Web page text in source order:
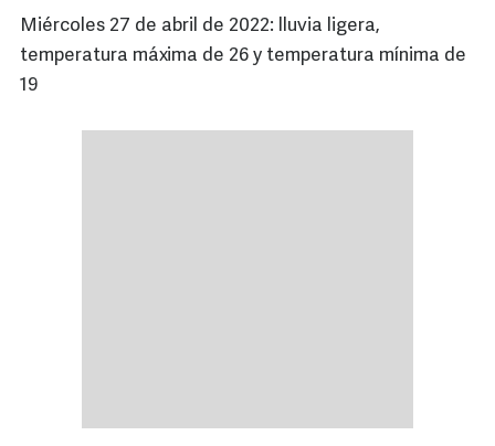
Miércoles 27 de abril de 2022: lluvia ligera,
temperatura máxima de 26 y temperatura mínima de
19